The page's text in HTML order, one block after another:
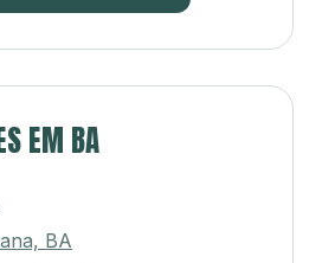
EM BA
BA